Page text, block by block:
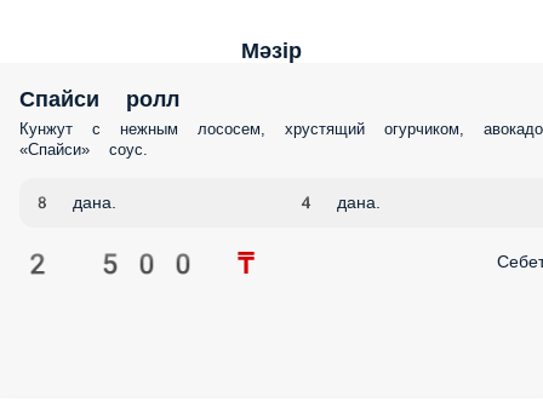
Мәзір
Спайси ролл
Кунжут с нежным лососем, хрустящий огурчиком, авокадо,
соус.
8 дана. 4 дана.
2 500 ₸